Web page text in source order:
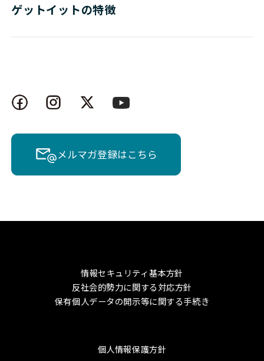
ゲットイットの特徴
メルマガ登録はこちら
情報セキュリティ基本方針
反社会的勢力に関する対応方針
保有個人データの開示等に関する手続き
個人情報保護方針